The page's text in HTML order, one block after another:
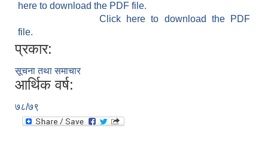
here to download the PDF file.
Click here to download the PDF
file.
प्रकार:
सूचना तथा समाचार
आर्थिक वर्ष:
७८/७९